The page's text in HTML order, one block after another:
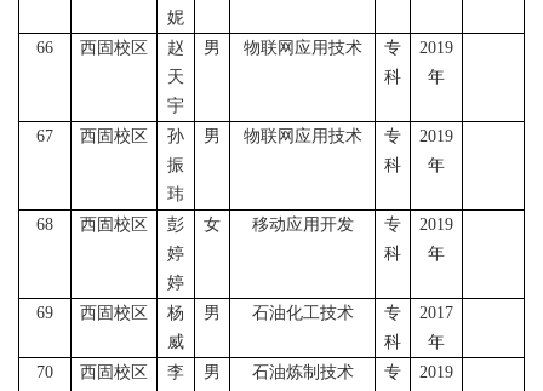
妮
66 西固校区
赵
天
宇
男 物联网应用技术
专
科
2019
年
67 西固校区
孙
振
玮
男 物联网应用技术
专
科
2019
年
68 西固校区
彭
婷
婷
女 移动应用开发
专
科
2019
年
69 西固校区
杨
威
男 石油化工技术
专
科
2017
年
70
西固校区
李
男 石油炼制技术
专
2019